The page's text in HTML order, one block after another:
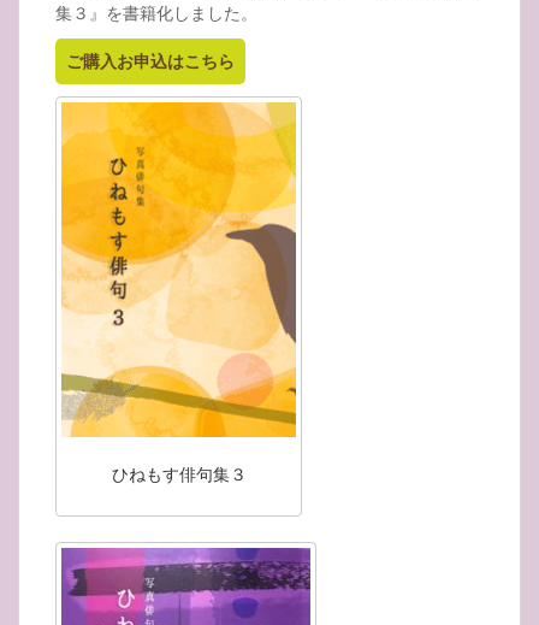
集３』を書籍化しました。
ご購入お申込はこちら
ひねもす俳句集３